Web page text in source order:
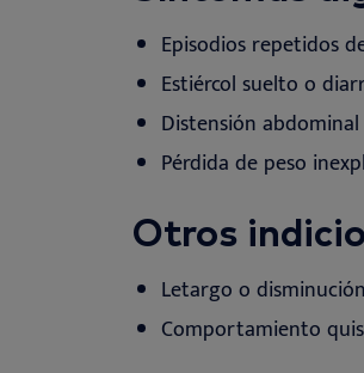
Episodios repetidos
Estiércol suelto o
Distensión
Pérdida de peso
Otros
Letargo o
Comportamiento